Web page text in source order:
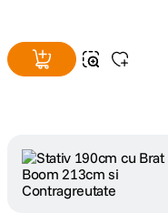
9. insta 360